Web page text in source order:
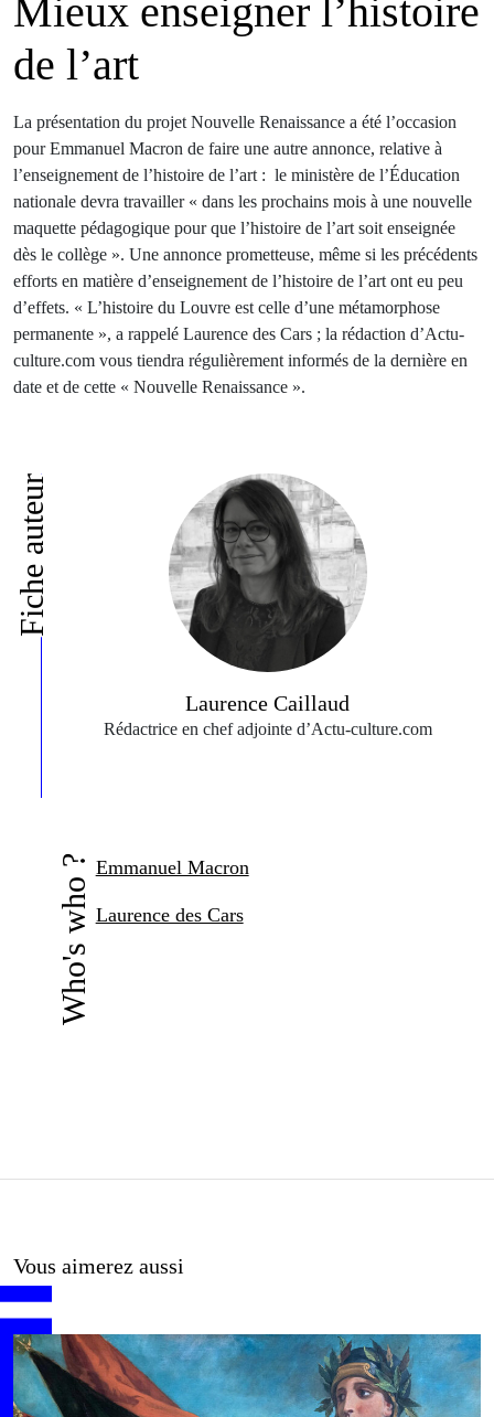
Mieux enseigner l’histoire
de l’art
La présentation du projet Nouvelle Renaissance a été l’occasion
pour Emmanuel Macron de faire une autre annonce, relative à
l’enseignement de l’histoire de l’art : le ministère de l’Éducation
nationale devra travailler « dans les prochains mois à une nouvelle
maquette pédagogique pour que l’histoire de l’art soit enseignée
dès le collège ». Une annonce prometteuse, même si les précédents
efforts en matière d’enseignement de l’histoire de l’art ont eu peu
d’effets. « L’histoire du Louvre est celle d’une métamorphose
permanente », a rappelé Laurence des Cars ; la rédaction d’Actu-
culture.com vous tiendra régulièrement informés de la dernière en
date et de cette « Nouvelle Renaissance ».
Fiche auteur
Laurence Caillaud
Rédactrice en chef adjointe d’Actu‑culture.com
Who's who ? Emmanuel Macron
Laurence des Cars
Vous aimerez aussi